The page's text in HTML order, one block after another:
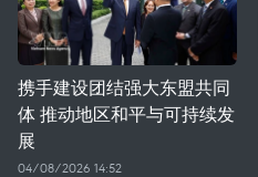
携手建设团结强大东盟共同
体 推动地区和平与可持续发
展
04/08/2026 14:52